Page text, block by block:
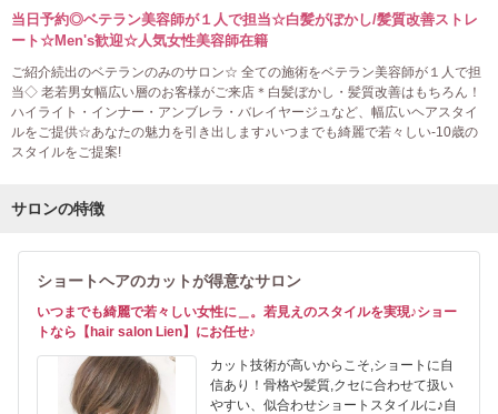
当日予約◎ベテラン美容師が１人で担当☆白髪がぼかし/髪質改善ストレ
ート☆Men's歓迎☆人気女性美容師在籍
ご紹介続出のベテランのみのサロン☆ 全ての施術をベテラン美容師が１人で担
当◇ 老若男女幅広い層のお客様がご来店＊白髪ぼかし・髪質改善はもちろん！
ハイライト・インナー・アンブレラ・バレイヤージュなど、幅広いヘアスタイ
ルをご提供☆あなたの魅力を引き出します♪いつまでも綺麗で若々しい-10歳の
スタイルをご提案!
サロンの特徴
ショートヘアのカットが得意なサロン
いつまでも綺麗で若々しい女性に＿。若見えのスタイルを実現♪ショー
トなら【hair salon Lien】にお任せ♪
カット技術が高いからこそ,ショートに自
信あり！骨格や髪質,クセに合わせて扱い
やすい、似合わせショートスタイルに♪自